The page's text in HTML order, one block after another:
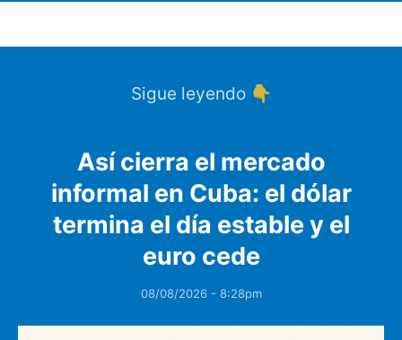
Sigue leyendo 👇